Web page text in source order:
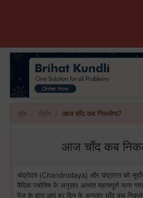
होम पंचांग आज चाँद कब निकलेगा?
आज चाँद कब
चंद्रोदय (Chandrodaya) और चंद्रास्त को
वैदिक ज्योतिष के अनुसार अत्यंत महत्वपूर्ण माना
पेज के द्वारा आप हर दिन के अनुसार चाँद कब